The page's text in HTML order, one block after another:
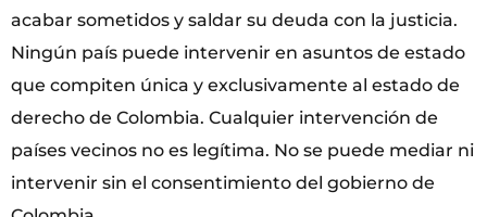
acabar sometidos y saldar su deuda con la justicia.
Ningún país puede intervenir en asuntos de estado
que compiten única y exclusivamente al estado de
derecho de Colombia. Cualquier intervención de
países vecinos no es legítima. No se puede mediar ni
intervenir sin el consentimiento del gobierno de